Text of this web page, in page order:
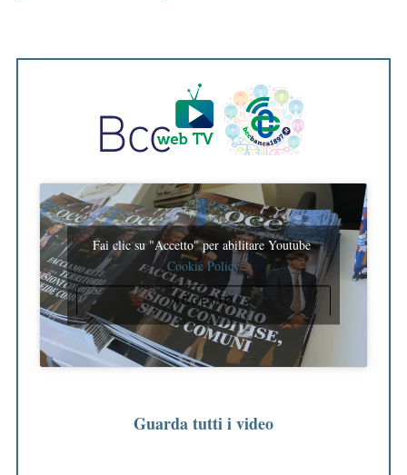
Fai clic su "Accetto" per abilitare Youtube
Cookie Policy
ACCETTO
Guarda tutti i video